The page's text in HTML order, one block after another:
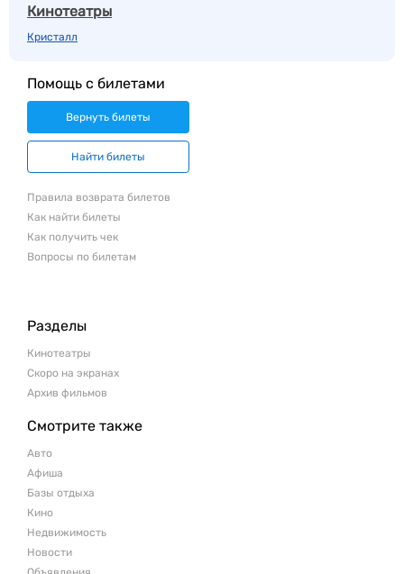
Кинотеатры
Кристалл
Помощь с билетами
Вернуть билеты
Найти билеты
Правила возврата билетов
Как найти билеты
Как получить чек
Вопросы по билетам
Разделы
Кинотеатры
Скоро на экранах
Архив фильмов
Смотрите также
Авто
Афиша
Базы отдыха
Кино
Недвижимость
Новости